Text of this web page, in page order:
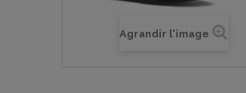
Agrandir l'image